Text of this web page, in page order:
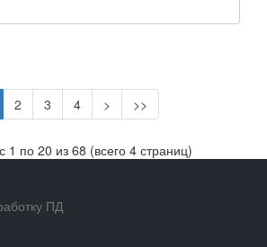
2 3 4 > >>
1 по 20 из 68 (всего 4 страниц)
ПД